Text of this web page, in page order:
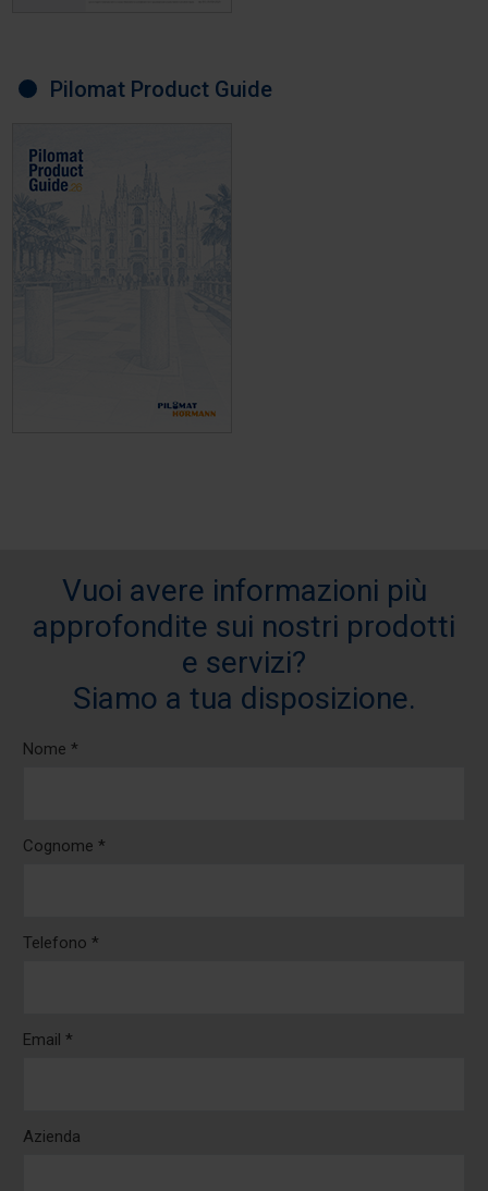
Pilomat Product Guide
Vuoi avere informazioni più
approfondite sui nostri prodotti
e servizi?
Siamo a tua disposizione.
Nome *
Cognome *
Telefono *
Email *
Azienda